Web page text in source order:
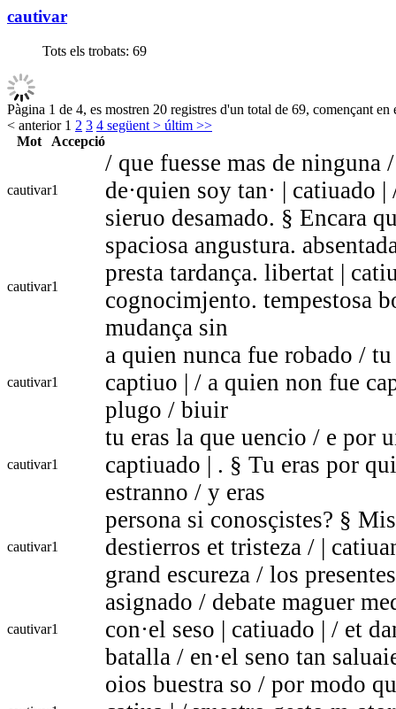
cautivar
Tots els trobats: 69
Pàgina 1 de 4, es mostren 20 registres d'un total de 69, començant en
< anterior 1 2 3 4 següent > últim >>
Mot
Accepció
cautivar1
/ que fuesse mas de ninguna
de·quien soy tan· | catiuado
sieruo desamado. § Encara
cautivar1
spaciosa angustura.
presta tardança. libertat |
cognocimjento. tempestosa
mudança sin
cautivar1
a quien nunca fue robado /
captiuo | / a quien non fue
plugo / biuir
cautivar1
tu eras la que uencio / e por
captiuado | . § Tu eras por
estranno / y eras
cautivar1
persona si conosçistes? §
destierros et tristeza / |
grand escureza / los
cautivar1
asignado / debate maguer
con·el seso | catiuado | / et
batalla / en·el seno tan
oios buestra so / por modo